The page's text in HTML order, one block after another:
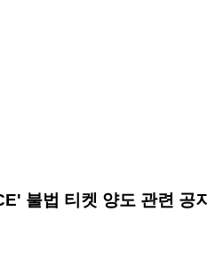
불법 티켓 양도 관련 공지